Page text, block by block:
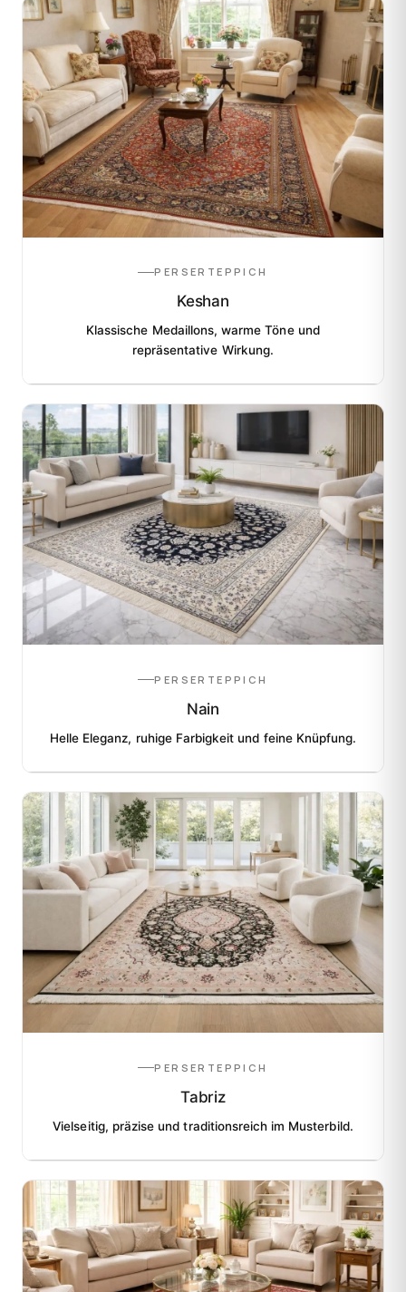
PERSERTEPPICH
Keshan
Klassische Medaillons, warme Töne und
repräsentative Wirkung.
PERSERTEPPICH
Nain
Helle Eleganz, ruhige Farbigkeit und feine Knüpfung.
PERSERTEPPICH
Tabriz
Vielseitig, präzise und traditionsreich im Musterbild.